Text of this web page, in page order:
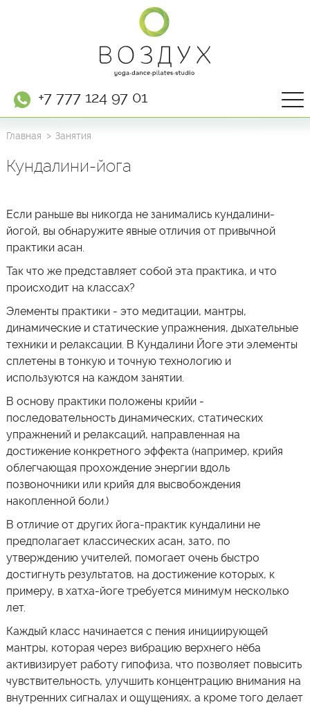
+7 777 124 97 01
Главная Занятия
Кундалини-йога
Если раньше вы никогда не занимались кундалини-
йогой, вы обнаружите явные отличия от привычной
практики асан.
Так что же представляет собой эта практика, и что
происходит на классах?
Элементы практики - это медитации, мантры,
динамические и статические упражнения, дыхательные
техники и релаксации. В Кундалини Йоге эти элементы
сплетены в тонкую и точную технологию и
используются на каждом занятии.
В основу практики положены крийи -
последовательность динамических, статических
упражнений и релаксаций, направленная на
достижение конкретного эффекта (например, крийя
облегчающая прохождение энергии вдоль
позвоночники или крийя для высвобождения
накопленной боли.)
В отличие от других йога-практик кундалини не
предполагает классических асан, зато, по
утверждению учителей, помогает очень быстро
достигнуть результатов, на достижение которых, к
примеру, в хатха-йоге требуется минимум несколько
лет.
Каждый класс начинается с пения инициирующей
мантры, которая через вибрацию верхнего нёба
активизирует работу гипофиза, что позволяет повысить
чувствительность, улучшить концентрацию внимания на
внутренних сигналах и ощущениях, а кроме того делает